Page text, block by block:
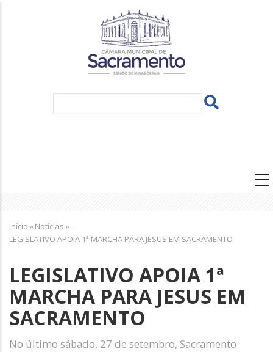
Trilha
de
Início »Notícias »
LEGISLATIVO APOIA 1ª MARCHA PARA JESUS EM SACRAMENTO
LEGISLATIVO APOIA 1ª
MARCHA PARA JESUS EM
SACRAMENTO
No último sábado, 27 de setembro, Sacramento